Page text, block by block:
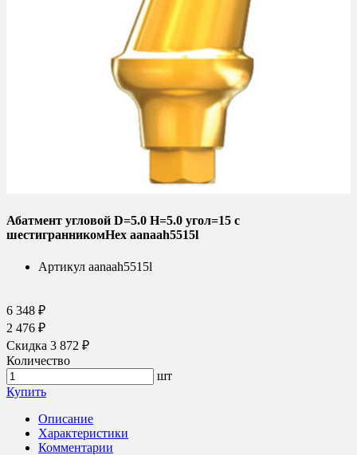
Абатмент угловой D=5.0 H=5.0 угол=15 с
шестигранникомHex aanaah5515l
Артикул aanaah5515l
6 348 ₽
2 476 ₽
Скидка 3 872 ₽
Количество
шт
Купить
Описание
Характеристики
Комментарии